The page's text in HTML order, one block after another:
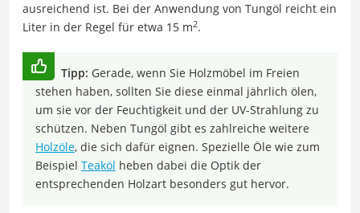
ausreichend ist. Bei der Anwendung von Tungöl reicht ein
Liter in der Regel für etwa 15 m2.
Tipp: Gerade, wenn Sie Holzmöbel im Freien
stehen haben, sollten Sie diese einmal jährlich ölen,
um sie vor der Feuchtigkeit und der UV-Strahlung zu
schützen. Neben Tungöl gibt es zahlreiche weitere
Holzöle, die sich dafür eignen. Spezielle Öle wie zum
Beispiel Teaköl heben dabei die Optik der
entsprechenden Holzart besonders gut hervor.